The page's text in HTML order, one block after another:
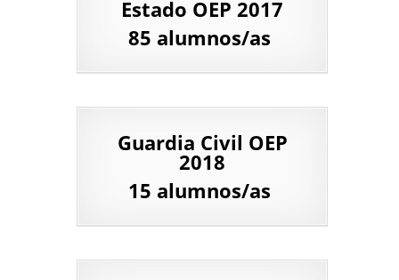
Estado OEP 2017
85 alumnos/as
Guardia Civil OEP
2018
15 alumnos/as